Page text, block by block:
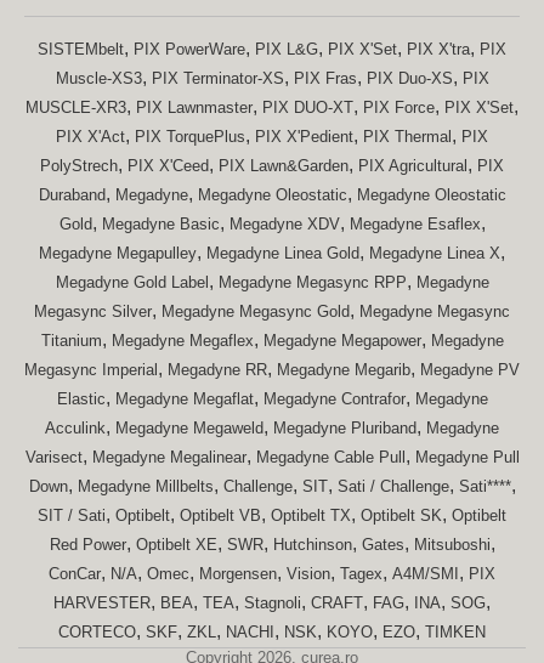
SISTEMbelt, PIX PowerWare, PIX L&G, PIX X'Set, PIX X'tra, PIX
Muscle-XS3, PIX Terminator-XS, PIX Fras, PIX Duo-XS, PIX
MUSCLE-XR3, PIX Lawnmaster, PIX DUO-XT, PIX Force, PIX X'Set,
PIX X'Act, PIX TorquePlus, PIX X'Pedient, PIX Thermal , PIX
PolyStrech, PIX X'Ceed, PIX Lawn&Garden, PIX Agricultural , PIX
Duraband, Megadyne, Megadyne Oleostatic, Megadyne Oleostatic
Gold, Megadyne Basic, Megadyne XDV, Megadyne Esaflex,
Megadyne Megapulley, Megadyne Linea Gold, Megadyne Linea X,
Megadyne Gold Label , Megadyne Megasync RPP, Megadyne
Megasync Silver, Megadyne Megasync Gold, Megadyne Megasync
Titanium, Megadyne Megaflex, Megadyne Megapower, Megadyne
Megasync Imperial , Megadyne RR, Megadyne Megarib, Megadyne PV
Elastic, Megadyne Megaflat, Megadyne Contrafor, Megadyne
Acculink, Megadyne Megaweld, Megadyne Pluriband, Megadyne
Varisect, Megadyne Megalinear, Megadyne Cable Pull , Megadyne Pull
Down, Megadyne Millbelts, Challenge, SIT, Sati / Challenge, Sati****,
SIT / Sati, Optibelt, Optibelt VB, Optibelt TX, Optibelt SK, Optibelt
Red Power, Optibelt XE, SWR, Hutchinson, Gates, Mitsuboshi,
ConCar, N/A, Omec, Morgensen, Vision, Tagex, A4M/SMI , PIX
HARVESTER, BEA, TEA, Stagnoli, CRAFT, FAG, INA, SOG,
CORTECO, SKF, ZKL, NACHI , NSK, KOYO, EZO, TIMKEN
Copyright 2026. curea.ro